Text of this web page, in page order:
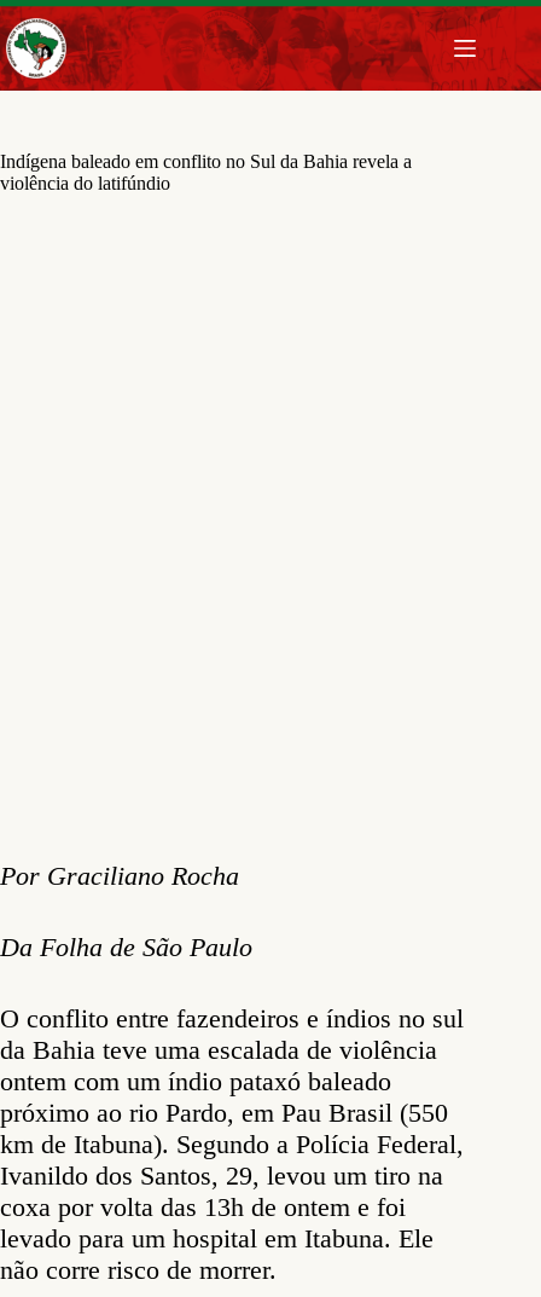
Pular
para
o
conteúdo
Indígena baleado em conflito no Sul da Bahia revela a
violência do latifúndio
Por Graciliano Rocha
Da Folha de São Paulo
O conflito entre fazendeiros e índios no sul
da Bahia teve uma escalada de violência
ontem com um índio pataxó baleado
próximo ao rio Pardo, em Pau Brasil (550
km de Itabuna). Segundo a Polícia Federal,
Ivanildo dos Santos, 29, levou um tiro na
coxa por volta das 13h de ontem e foi
levado para um hospital em Itabuna. Ele
não corre risco de morrer.